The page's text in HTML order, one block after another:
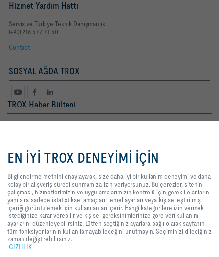
Hizmet Yardım Hattı
Servis ve Türkiye Teknik Danışmanlık
(+90) 216 577 71 50
Contact
SOSYAL AĞDA TROX
TROX Haber Bülteni
Yasal Terimler kayıt
GİRİŞ İLETİŞİM BASKI
size daha iyi bir kullanım deneyimi
ve daha kolay bir alışveriş süreci
sunmamıza izin veriyorsunuz. Bu
çerezler, sitenin çalışması,
hizmetlerimizin ve
uygulamalarımızın kontrolü için
gerekli olanların yanı sıra sadece
istatistiksel amaçları, temel ayarları
veya kişiselleştirilmiş içeriği
görüntülemek için kullanılanları
içerir. Hangi kategorilere izin
EN İYİ TROX DENEYİMİ İÇİN
Bilgilendirme metnini onaylayarak, size daha iyi bir kullanım deneyimi ve daha
kolay bir alışveriş süreci sunmamıza izin veriyorsunuz. Bu çerezler, sitenin
çalışması, hizmetlerimizin ve uygulamalarımızın kontrolü için gerekli olanların
yanı sıra sadece istatistiksel amaçları, temel ayarları veya kişiselleştirilmiş
içeriği görüntülemek için kullanılanları içerir. Hangi kategorilere izin vermek
istediğinize karar verebilir ve kişisel gereksinimlerinize göre veri kullanım
ayarlarını düzenleyebilirsiniz. Lütfen seçtiğiniz ayarlara bağlı olarak sayfanın
tüm fonksiyonlarının kullanılamayabileceğini unutmayın. Seçiminizi dilediğiniz
zaman değiştirebilirsiniz.
GIZLILIK